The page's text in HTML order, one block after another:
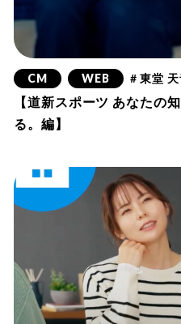
CM WEB # 東堂
【道新スポーツ あなたの
る。編】